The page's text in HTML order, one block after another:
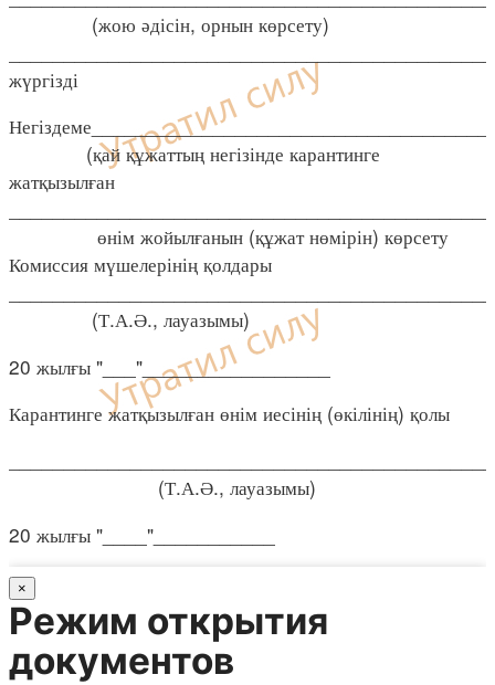
(жою әдісін, орнын көрсету)
жүргізді
(қай құжаттың негізінде карантинге
жатқызылған
өнім жойылғанын (құжат нөмірін) көрсету
Комиссия мүшелерінің қолдары
(Т.А.Ә., лауазымы)
20 жылғы "___"_________________
Карантинге жатқызылған өнім иесінің (өкілінің) қолы
(Т.А.Ә., лауазымы)
20 жылғы "____"___________
×
Режим открытия
документов